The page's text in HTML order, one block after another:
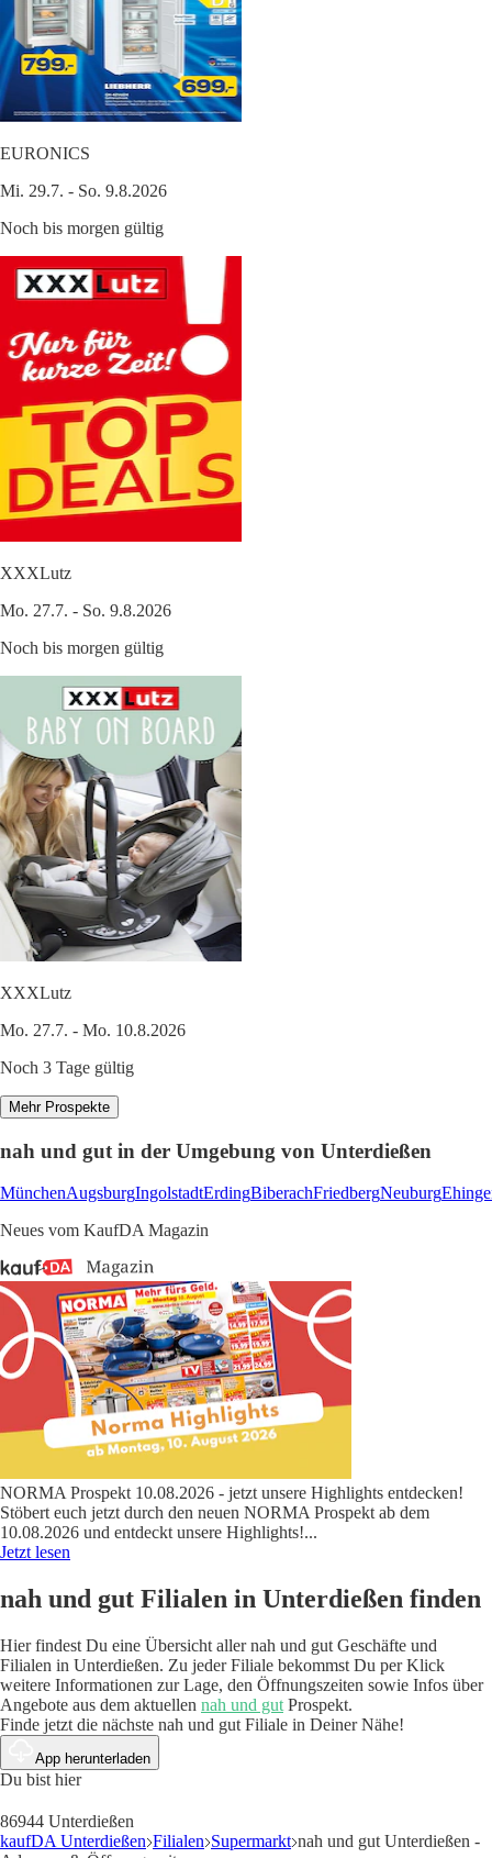
EURONICS
Mi. 29.7. - So. 9.8.2026
Noch bis morgen gültig
XXXLutz
Mo. 27.7. - So. 9.8.2026
Noch bis morgen gültig
XXXLutz
Mo. 27.7. - Mo. 10.8.2026
Noch 3 Tage gültig
Mehr Prospekte
nah und gut in der Umgebung von Unterdießen
MünchenAugsburgIngolstadtErdingBiberachFriedbergNeuburg
Neues vom KaufDA Magazin
NORMA Prospekt 10.08.2026 - jetzt unsere Highlights entdecken!
Stöbert euch jetzt durch den neuen NORMA Prospekt ab dem
10.08.2026 und entdeckt unsere Highlights!...
Jetzt lesen
nah und gut Filialen in Unterdießen finden
Hier findest Du eine Übersicht aller nah und gut Geschäfte und
Filialen in Unterdießen. Zu jeder Filiale bekommst Du per Klick
weitere Informationen zur Lage, den Öffnungszeiten sowie Infos über
Angebote aus dem aktuellen nah und gut Prospekt.
Finde jetzt die nächste nah und gut Filiale in Deiner Nähe!
App herunterladen
Du bist hier
86944 Unterdießen
kaufDA Unterdießen Filialen Supermarkt nah und gut Unterdießen -